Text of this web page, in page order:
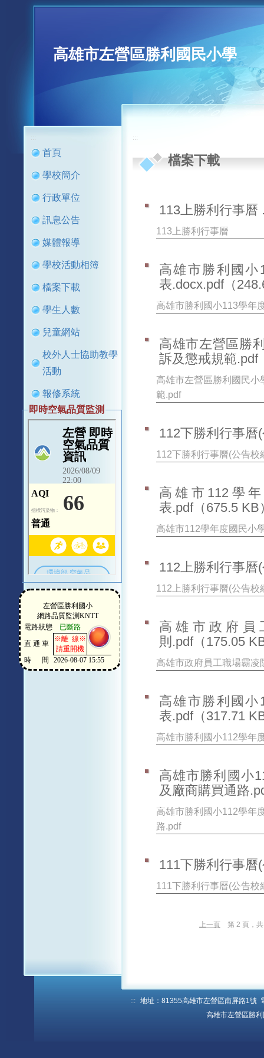
高雄市左營區勝利國民小學
:::
首頁
學校簡介
行政單位
訊息公告
媒體報導
學校活動相簿
檔案下載
學生人數
兒童網站
校外人士協助教學
活動
報修系統
即時空氣品質監測
:::
檔案下載
113上勝利行事曆
113上勝利行事曆
高雄市勝利國小
表.docx.pdf （
高雄市勝利國小113學年
高雄市左營區勝
訴及懲戒規範.pdf
高雄市左營區勝利國民小
範.pdf
112下勝利行事曆
112下勝利行事曆(公告校
高雄市112學
表.pdf （675.5 KB
高雄市112學年度國民小
112上勝利行事曆
112上勝利行事曆(公告校
高雄市政府員
則.pdf （175.05
高雄市政府員工職場霸
高雄市勝利國小
表.pdf （317.71
高雄市勝利國小112學年
高雄市勝利國小
及廠商購買通路
高雄市勝利國小112學年
路.pdf
111下勝利行事曆
111下勝利行事曆(公告校
上一頁 第 2 頁，
:::
地址：81355高雄市左營區南屏路1號
高雄市左營區勝